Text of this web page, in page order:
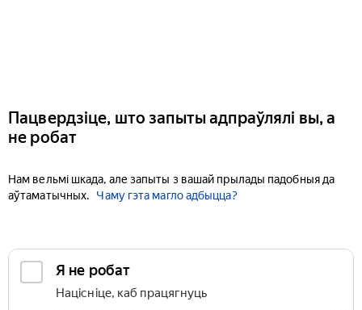
Пацвердзіце, што запыты адпраўлялі вы, а
не робат
Нам вельмі шкада, але запыты з вашай прылады падобныя да
аўтаматычных.
Чаму гэта магло адбыцца?
Я не робат
Націсніце, каб працягнуць